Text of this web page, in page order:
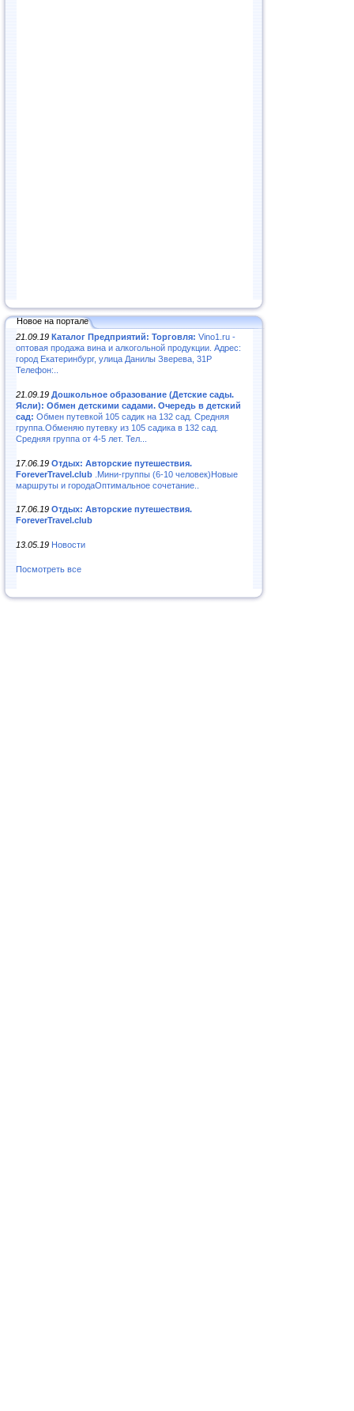
Новое на портале
21.09.19 Каталог Предприятий: Торговля: Vino1.ru -
оптовая продажа вина и алкогольной продукции. Адрес:
город Екатеринбург, улица Данилы Зверева, 31Р
Телефон:..
21.09.19 Дошкольное образование (Детские сады.
Ясли): Обмен детскими садами. Очередь в детский
сад: Обмен путевкой 105 садик на 132 сад. Средняя
группа.Обменяю путевку из 105 садика в 132 сад.
Средняя группа от 4-5 лет. Тел...
17.06.19 Отдых: Авторские путешествия.
ForeverTravel.club .Мини-группы (6-10 человек)Новые
маршруты и городаОптимальное сочетание..
17.06.19 Отдых: Авторские путешествия.
ForeverTravel.club
13.05.19 Новости
Посмотреть все